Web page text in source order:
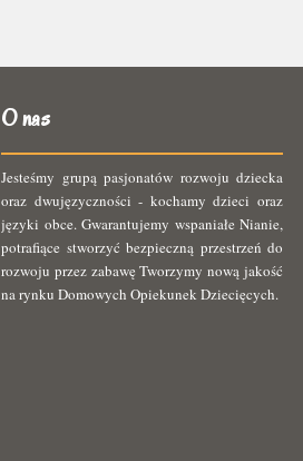
O nas
Jesteśmy grupą pasjonatów rozwoju dziecka
oraz dwujęzyczności - kochamy dzieci oraz
języki obce. Gwarantujemy wspaniałe Nianie,
potrafiące stworzyć bezpieczną przestrzeń do
rozwoju przez zabawę Tworzymy nową jakość
na rynku Domowych Opiekunek Dziecięcych.